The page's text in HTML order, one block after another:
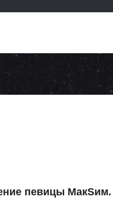
певицы МакSим.